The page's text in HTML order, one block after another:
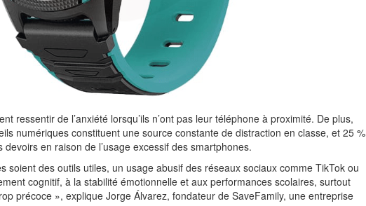
ressentir de l’anxiété lorsqu’ils n’ont pas leur téléphone à proximité. De plus,
numériques constituent une source constante de distraction en classe, et 25 %
en raison de l’usage excessif des smartphones.
soient des outils utiles, un usage abusif des réseaux sociaux comme TikTok ou
cognitif, à la stabilité émotionnelle et aux performances scolaires, surtout
précoce », explique Jorge Álvarez, fondateur de SaveFamily, une entreprise